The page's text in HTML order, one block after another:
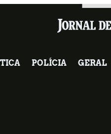
POLÍCIA GERAL